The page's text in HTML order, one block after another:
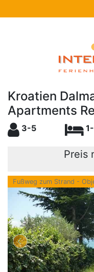
Kroatien
Apartments
3-5
Preis
Fußweg zum Strand -